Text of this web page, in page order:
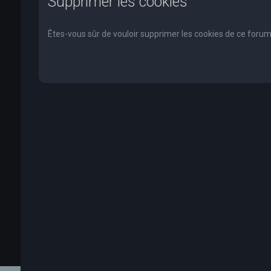
Êtes-vous sûr de vouloir supprimer les cookies de ce